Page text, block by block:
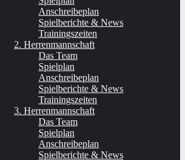
Anschreibeplan
Spielberichte & News
Trainingszeiten
2. Herrenmannschaft
Das Team
Spielplan
Anschreibeplan
Spielberichte & News
Trainingszeiten
3. Herrenmannschaft
Das Team
Spielplan
Anschreibeplan
Spielberichte & News